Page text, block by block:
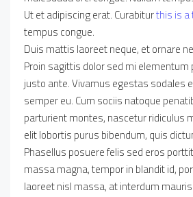
Ut et adipiscing erat. Curabiturthis is
tempus congue.
Duis mattis laoreet neque, et ornare
Proin sagittis dolor sed mi
justo ante. Vivamus egestas sodales
semper eu. Cum sociis natoque
parturient montes, nascetur ridiculus
elit lobortis purus bibendum, quis
Phasellus posuere felis sed eros
massa magna, tempor in blandit id,
laoreet nisl massa, at interdum